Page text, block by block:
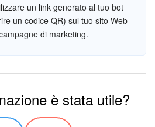
un link generato al tuo bot
un codice QR) sul tuo sito Web
di marketing.
è stata utile?